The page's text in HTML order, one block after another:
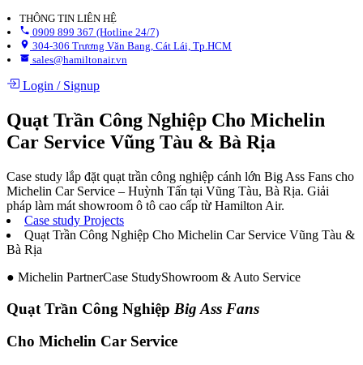
THÔNG TIN LIÊN HỆ
0909 899 367 (Hotline 24/7)
304-306 Trương Văn Bang, Cát Lái, Tp.HCM
sales@hamiltonair.vn
Login /Signup
Quạt Trần Công Nghiệp Cho Michelin
Car Service Vũng Tàu & Bà Rịa
Case study lắp đặt quạt trần công nghiệp cánh lớn Big Ass Fans cho
Michelin Car Service – Huỳnh Tấn tại Vũng Tàu, Bà Rịa. Giải
pháp làm mát showroom ô tô cao cấp từ Hamilton Air.
Case study Projects
Quạt Trần Công Nghiệp Cho Michelin Car Service Vũng Tàu &
Bà Rịa
● Michelin PartnerCase StudyShowroom & Auto Service
Quạt Trần Công Nghiệp Big Ass Fans
Cho Michelin Car Service